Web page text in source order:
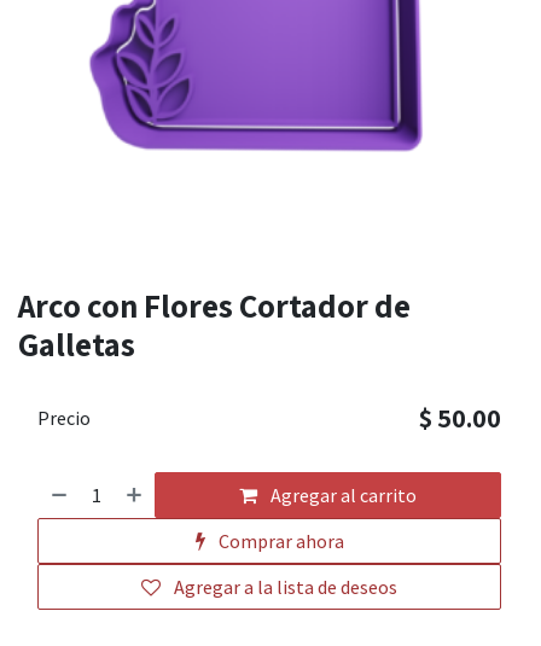
Arco con Flores Cortador de
Galletas
Agregar al carrito
Comprar ahora
Agregar a la lista de deseos
Precio $ 50.00